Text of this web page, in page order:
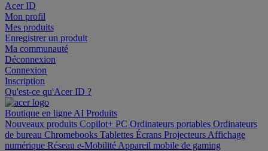
Acer ID
Mon profil
Mes produits
Enregistrer un produit
Ma communauté
Déconnexion
Connexion
Inscription
Qu'est-ce qu'Acer ID ?
Boutique en ligne AI Produits
Nouveaux produits Copilot+ PC Ordinateurs portables Ordinateurs
de bureau Chromebooks Tablettes Écrans Projecteurs Affichage
numérique Réseau e-Mobilité Appareil mobile de gaming